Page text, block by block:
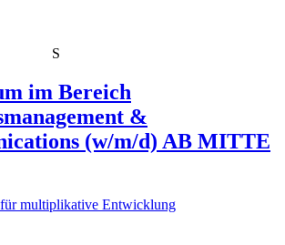
S
im Bereich
&
(w/m/d) AB MITTE
multiplikative Entwicklung